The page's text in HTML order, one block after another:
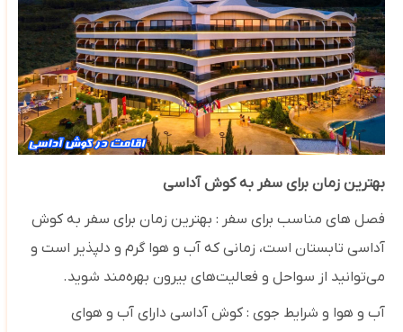
بهترین زمان برای سفر به کوش آداسی
فصل های مناسب برای سفر : بهترین زمان برای سفر به کوش
آداسی تابستان است، زمانی که آب و هوا گرم و دلپذیر است و
می‌توانید از سواحل و فعالیت‌های بیرون بهره‌مند شوید.
آب و هوا و شرایط جوی : کوش آداسی دارای آب و هوای